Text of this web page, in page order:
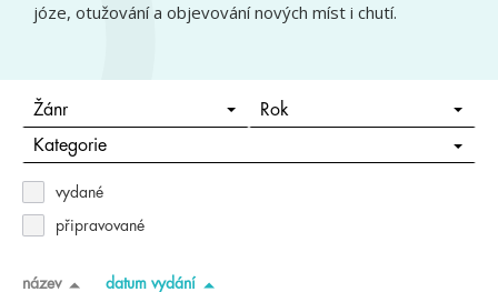
józe, otužování a objevování nových míst i chutí.
Žánr Rok
Kategorie
vydané
připravované
název datum vydání